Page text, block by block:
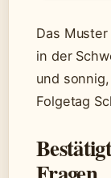
Das
in der
und
Folgetag